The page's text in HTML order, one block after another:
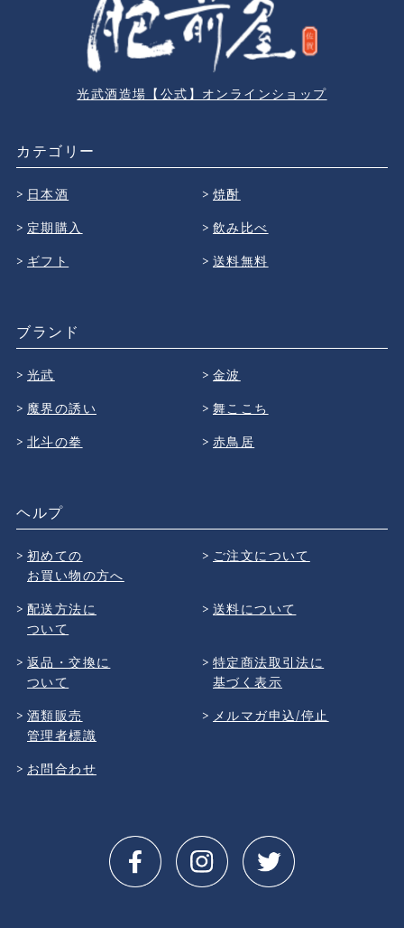
光武酒造場【公式】オンラインショップ
カテゴリー
日本酒
焼酎
定期購入
飲み比べ
ギフト
送料無料
ブランド
光武
金波
魔界の誘い
舞ここち
北斗の拳
赤鳥居
ヘルプ
初めての
お買い物の方へ
ご注文について
配送方法に
ついて
送料について
返品・交換に
ついて
特定商法取引法に
基づく表示
酒類販売
管理者標識
メルマガ申込/停止
お問合わせ